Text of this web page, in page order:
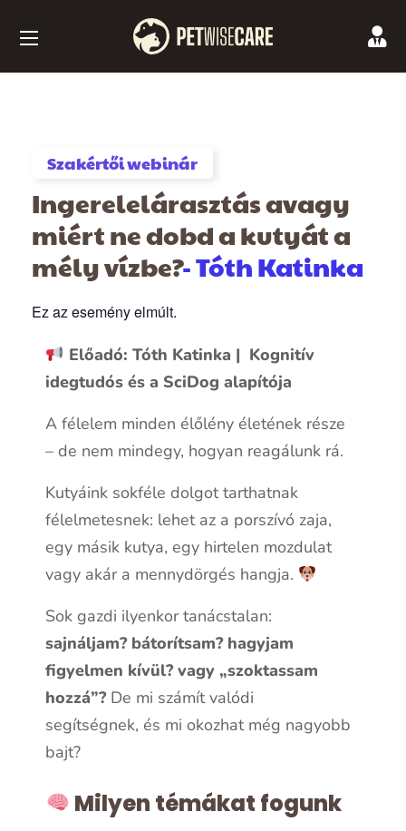
Szakértői webinár
Ingerelelárasztás avagy
miért ne dobd a kutyát a
mély vízbe?- Tóth Katinka
Ez az esemény elmúlt.
Előadó: Tóth Katinka | Kognitív
idegtudós és a SciDog alapítója
A félelem minden élőlény életének része
– de nem mindegy, hogyan reagálunk rá.
Kutyáink sokféle dolgot tarthatnak
félelmetesnek: lehet az a porszívó zaja,
egy másik kutya, egy hirtelen mozdulat
vagy akár a mennydörgés hangja.
Sok gazdi ilyenkor tanácstalan:
sajnáljam? bátorítsam? hagyjam
figyelmen kívül? vagy „szoktassam
hozzá”?De mi számít valódi
segítségnek, és mi okozhat még nagyobb
bajt?
Milyen témákat fogunk